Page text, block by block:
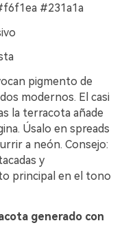
#231a1a
pigmento de
modernos. El casi
la terracota añade
Úsalo en spreads
a neón. Consejo:
y
principal en el tono
generado con